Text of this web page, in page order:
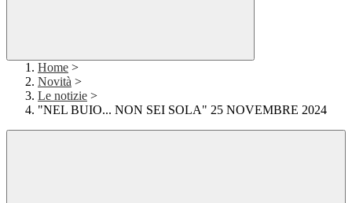
Home >
Novità >
Le notizie >
"NEL BUIO... NON SEI SOLA" 25 NOVEMBRE 2024